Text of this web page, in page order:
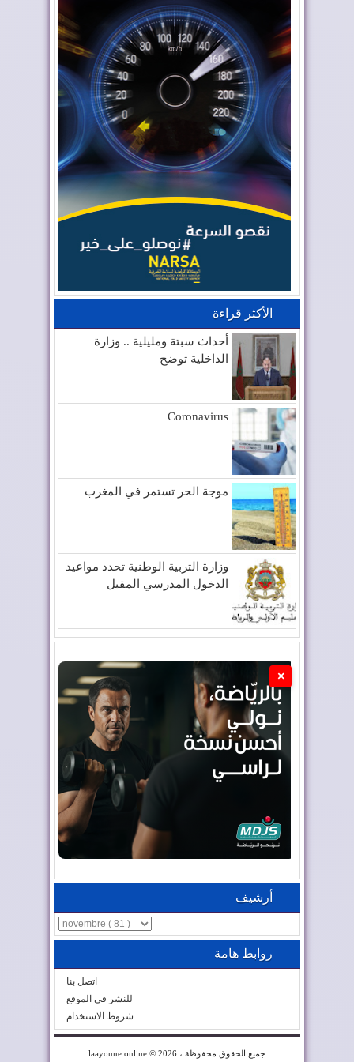
الأكثر قراءة
أحداث سبتة ومليلية .. وزارة
الداخلية توضح
Coronavirus
موجة الحر تستمر في المغرب
وزارة التربية الوطنية تحدد مواعيد
الدخول المدرسي المقبل
×
أرشيف
روابط هامة
اتصل بنا
للنشر في الموقع
شروط الاستخدام
laayoune online © 2026 ، جميع الحقوق محفوظة